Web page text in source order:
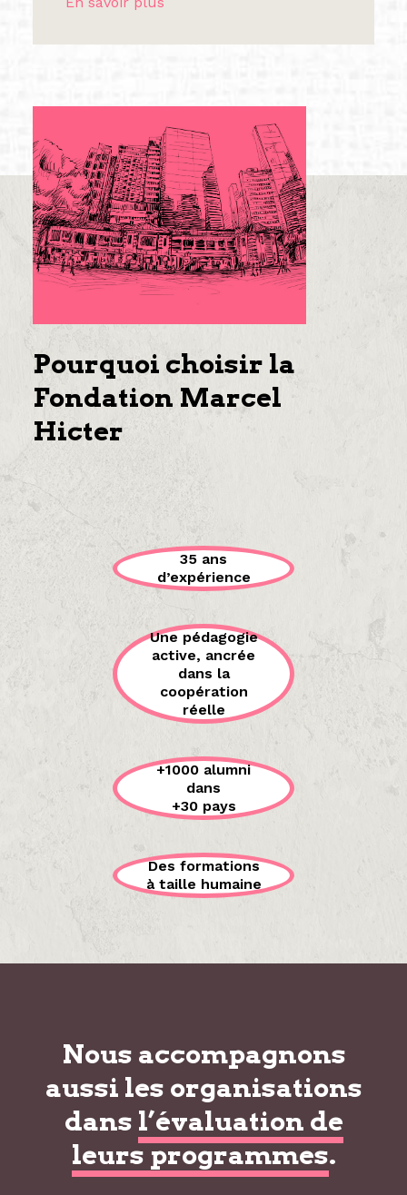
Pourquoi choisir la
Fondation Marcel
Hicter
35 ans
d’expérience
Une pédagogie
active, ancrée
dans la
coopération
réelle
+1000 alumni
dans
+30 pays
Des formations
à taille humaine
Nous accompagnons
aussi les organisations
dans l’évaluation de
leurs programmes.